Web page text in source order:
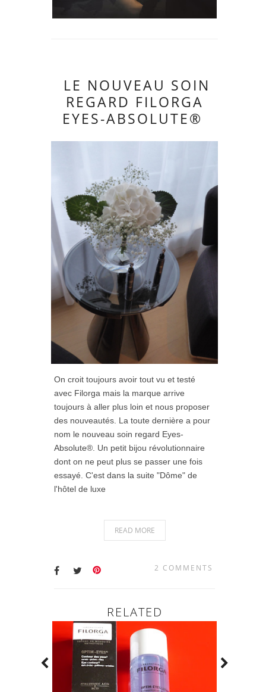
LE NOUVEAU SOIN
REGARD FILORGA
EYES-ABSOLUTE®
On croit toujours avoir tout vu et testé
avec Filorga mais la marque arrive
toujours à aller plus loin et nous proposer
des nouveautés. La toute dernière a pour
nom le nouveau soin regard Eyes-
Absolute®. Un petit bijou révolutionnaire
dont on ne peut plus se passer une fois
essayé. C'est dans la suite "Dôme" de
l'hôtel de luxe
READ MORE
2 COMMENTS
RELATED